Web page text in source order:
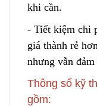
khi cần.
- Tiết kiệm chi
giá thành rẻ
nhưng vẫn đ
Thông số kỹ
gồm: